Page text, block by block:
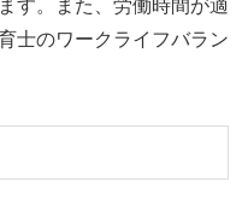
す。また、労働時間が適
士のワークライフバラン